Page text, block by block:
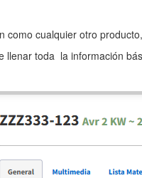
como cualquier otro
llenar toda la información